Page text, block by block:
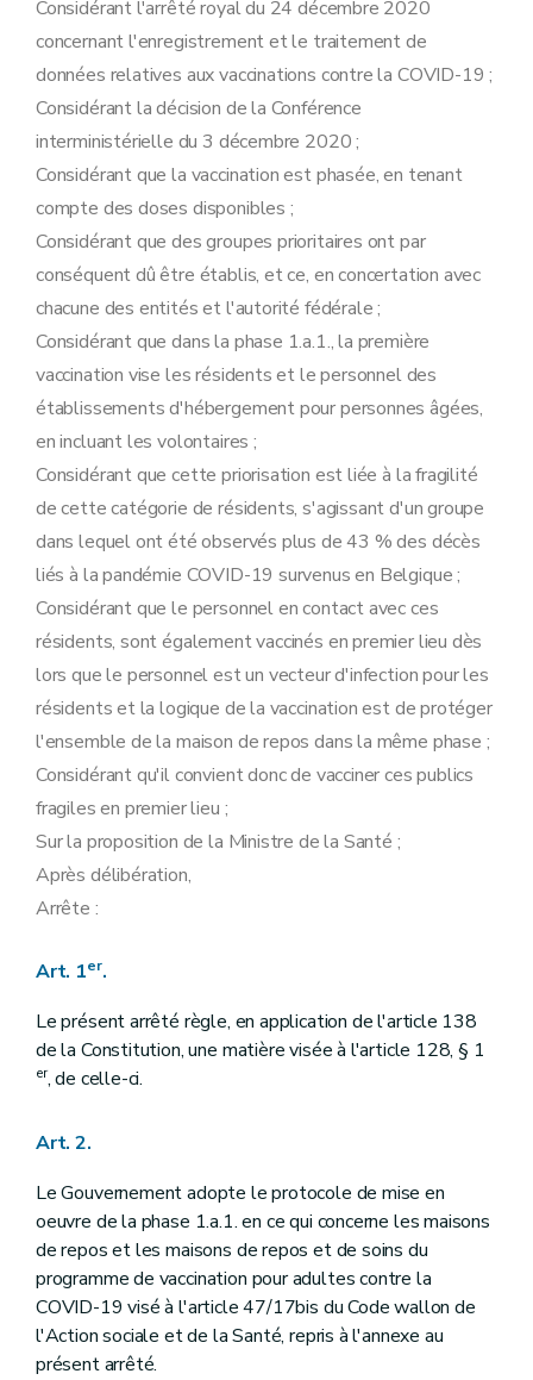
Considérant l'arrêté royal du 24 décembre 2020
concernant l'enregistrement et le traitement de
données relatives aux vaccinations contre la COVID-19 ;
Considérant la décision de la Conférence
interministérielle du 3 décembre 2020 ;
Considérant que la vaccination est phasée, en tenant
compte des doses disponibles ;
Considérant que des groupes prioritaires ont par
conséquent dû être établis, et ce, en concertation avec
chacune des entités et l'autorité fédérale ;
Considérant que dans la phase 1.a.1., la première
vaccination vise les résidents et le personnel des
établissements d'hébergement pour personnes âgées,
en incluant les volontaires ;
Considérant que cette priorisation est liée à la fragilité
de cette catégorie de résidents, s'agissant d'un groupe
dans lequel ont été observés plus de 43 % des décès
liés à la pandémie COVID-19 survenus en Belgique ;
Considérant que le personnel en contact avec ces
résidents, sont également vaccinés en premier lieu dès
lors que le personnel est un vecteur d'infection pour les
résidents et la logique de la vaccination est de protéger
l'ensemble de la maison de repos dans la même phase ;
Considérant qu'il convient donc de vacciner ces publics
fragiles en premier lieu ;
Sur la proposition de la Ministre de la Santé ;
Après délibération,
Arrête :
Art. 1er.
Le présent arrêté règle, en application de l'article 138
de la Constitution, une matière visée à l'article 128, § 1
er, de celle-ci.
Art. 2.
Le Gouvernement adopte le protocole de mise en
oeuvre de la phase 1.a.1. en ce qui concerne les maisons
de repos et les maisons de repos et de soins du
programme de vaccination pour adultes contre la
COVID-19 visé à l'article 47/17bis du Code wallon de
l'Action sociale et de la Santé, repris à l'annexe au
présent arrêté.